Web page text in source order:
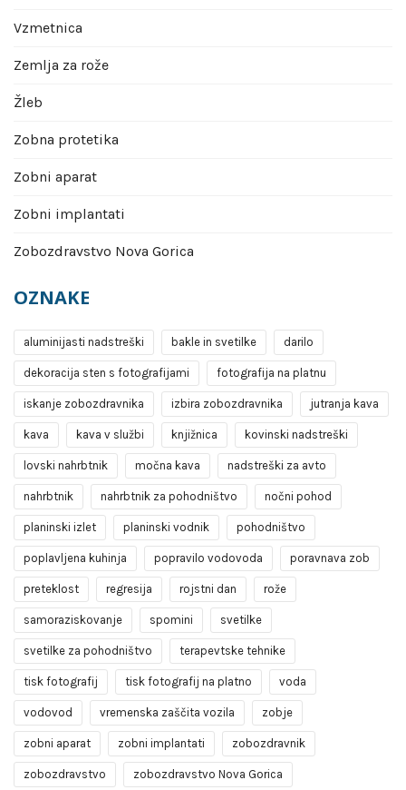
Vzmetnica
Zemlja za rože
Žleb
Zobna protetika
Zobni aparat
Zobni implantati
Zobozdravstvo Nova Gorica
OZNAKE
aluminijasti nadstreški bakle in svetilke darilo
dekoracija sten s fotografijami fotografija na platnu
iskanje zobozdravnika izbira zobozdravnika jutranja kava
kava kava v službi knjižnica kovinski nadstreški
lovski nahrbtnik močna kava nadstreški za avto
nahrbtnik nahrbtnik za pohodništvo nočni pohod
planinski izlet planinski vodnik pohodništvo
poplavljena kuhinja popravilo vodovoda poravnava zob
preteklost regresija rojstni dan rože
samoraziskovanje spomini svetilke
svetilke za pohodništvo terapevtske tehnike
tisk fotografij tisk fotografij na platno voda
vodovod vremenska zaščita vozila zobje
zobni aparat zobni implantati zobozdravnik
zobozdravstvo zobozdravstvo Nova Gorica